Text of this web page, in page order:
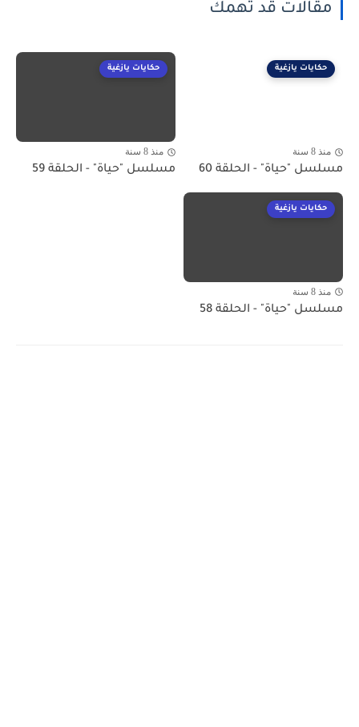
مقالات قد تهمك
حكايات يازغية
منذ 8 سنة
مسلسل "حياة" - الحلقة 60
حكايات يازغية
منذ 8 سنة
مسلسل "حياة" - الحلقة 59
حكايات يازغية
منذ 8 سنة
مسلسل "حياة" - الحلقة 58